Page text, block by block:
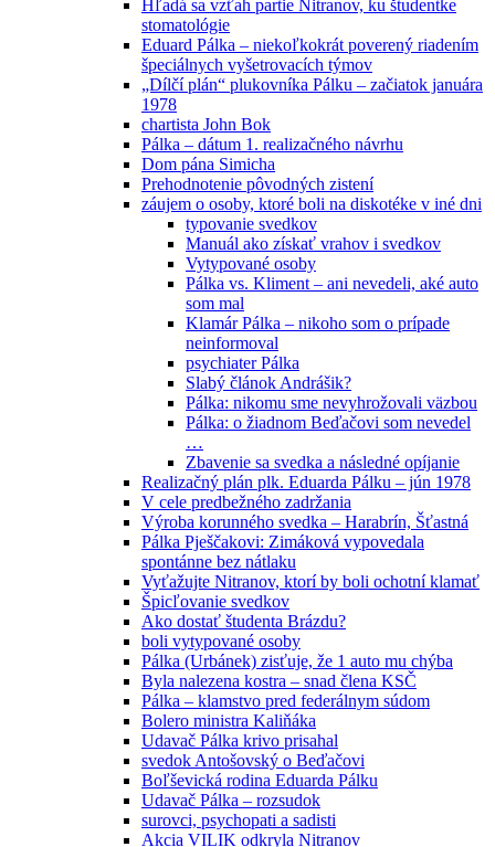
Hľadá sa vzťah partie Nitranov, ku študentke
stomatológie
Eduard Pálka – niekoľkokrát poverený riadením
špeciálnych vyšetrovacích týmov
„Dílčí plán“ plukovníka Pálku – začiatok januára
1978
chartista John Bok
Pálka – dátum 1. realizačného návrhu
Dom pána Simicha
Prehodnotenie pôvodných zistení
záujem o osoby, ktoré boli na diskotéke v iné dni
typovanie svedkov
Manuál ako získať vrahov i svedkov
Vytypované osoby
Pálka vs. Kliment – ani nevedeli, aké auto
som mal
Klamár Pálka – nikoho som o prípade
neinformoval
psychiater Pálka
Slabý článok Andrášik?
Pálka: nikomu sme nevyhrožovali väzbou
Pálka: o žiadnom Beďačovi som nevedel
…
Zbavenie sa svedka a následné opíjanie
Realizačný plán plk. Eduarda Pálku – jún 1978
V cele predbežného zadržania
Výroba korunného svedka – Harabrín, Šťastná
Pálka Pješčakovi: Zimáková vypovedala
spontánne bez nátlaku
Vyťažujte Nitranov, ktorí by boli ochotní klamať
Špicľovanie svedkov
Ako dostať študenta Brázdu?
boli vytypované osoby
Pálka (Urbánek) zisťuje, že 1 auto mu chýba
Byla nalezena kostra – snad člena KSČ
Pálka – klamstvo pred federálnym súdom
Bolero ministra Kaliňáka
Udavač Pálka krivo prisahal
svedok Antošovský o Beďačovi
Boľševická rodina Eduarda Pálku
Udavač Pálka – rozsudok
surovci, psychopati a sadisti
Akcia VILIK odkryla Nitranov